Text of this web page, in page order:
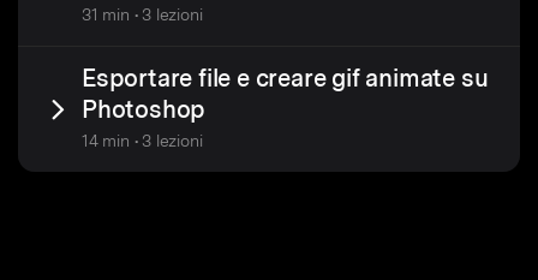
31 min • 3 lezioni
Esportare file e creare gif animate su
Photoshop
14 min • 3 lezioni